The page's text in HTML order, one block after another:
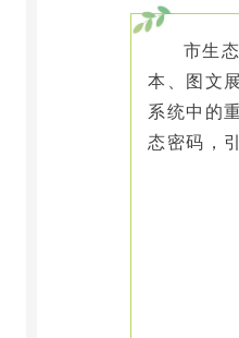
市生
本、图文
系统中的
态密码，